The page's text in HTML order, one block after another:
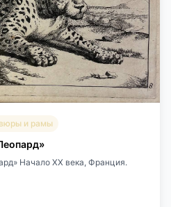
и рамы
Начало XX века, Франция.